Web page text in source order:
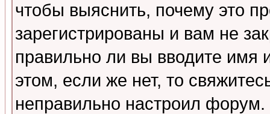
чтобы выяснить, почему это
зарегистрированы и вам не
правильно ли вы вводите
этом, если же нет, то
неправильно настроил форум.